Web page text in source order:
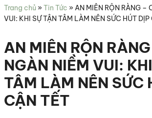
sức
khỏe
Trang chủ »Tin Tức »AN MIÊN RỘN RÀNG –
VUI: KHI SỰ TẬN TÂM LÀM NÊN SỨC HÚT DỊP
AN MIÊN RỘN
NGÀN NIỀM VUI:
TÂM LÀM NÊN SỨC
CẬN TẾT